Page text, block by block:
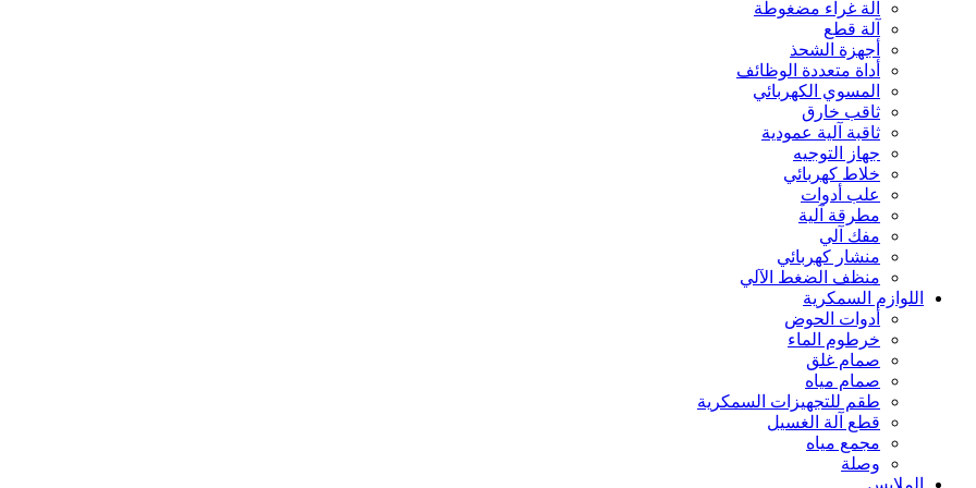
آلة غراء مضغوطة
آلة قطع
أجهزة الشحذ
أداة متعددة الوظائف
المسوي الكهربائي
ثاقب خارق
ثاقبة آلية عمودية
جهاز التوجيه
خلاط كهربائي
علب أدوات
مطرقة آلية
مفك آلي
منشار كهربائي
منظف الضغط الآلي
اللوازم السمكرية
أدوات الحوض
خرطوم الماء
صمام غلق
صمام مياه
طقم للتجهيزات السمكرية
قطع آلة الغسيل
مجمع مياه
وصلة
الملابس